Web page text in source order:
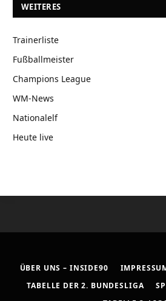
WEITERES
Trainerliste
Fußballmeister
Champions League
WM-News
Nationalelf
Heute live
ÜBER UNS – INSIDE90
TABELLE DER 2. BUNDESLIGA